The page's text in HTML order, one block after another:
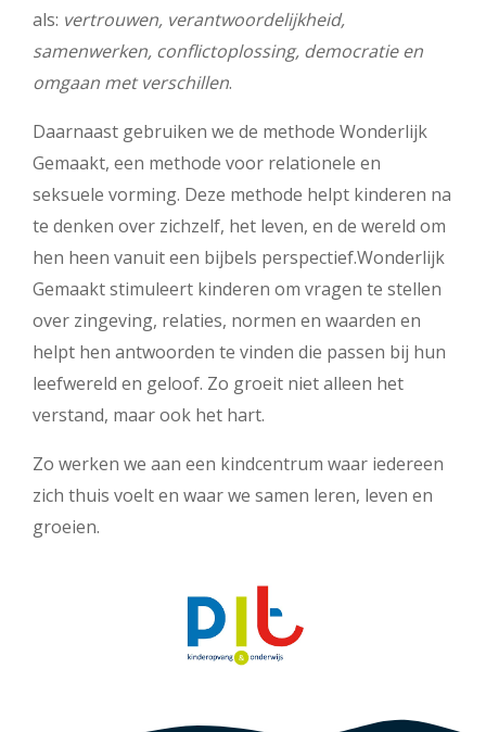
als: vertrouwen, verantwoordelijkheid,
samenwerken, conflictoplossing, democratie en
omgaan met verschillen.
Daarnaast gebruiken we de methode Wonderlijk
Gemaakt, een methode voor relationele en
seksuele vorming. Deze methode helpt kinderen na
te denken over zichzelf, het leven, en de wereld om
hen heen vanuit een bijbels perspectief.Wonderlijk
Gemaakt stimuleert kinderen om vragen te stellen
over zingeving, relaties, normen en waarden en
helpt hen antwoorden te vinden die passen bij hun
leefwereld en geloof. Zo groeit niet alleen het
verstand, maar ook het hart.
Zo werken we aan een kindcentrum waar iedereen
zich thuis voelt en waar we samen leren, leven en
groeien.